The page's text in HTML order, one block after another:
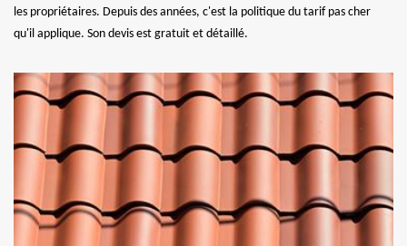
les propriétaires. Depuis des années, c'est la politique du tarif pas cher
qu'il applique. Son devis est gratuit et détaillé.